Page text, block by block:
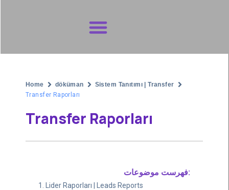
Home döküman
Sistem Tanıtımı | Transfer
Transfer Raporları
Transfer Raporları
فهرست موضوعات:
Lider Raporları | Leads Reports